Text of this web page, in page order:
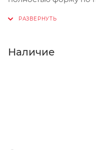
Нажмите кнопку
Наличие